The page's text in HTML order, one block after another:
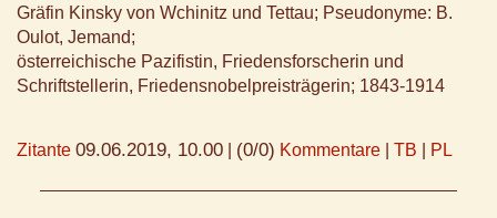
Gräfin Kinsky von Wchinitz und Tettau; Pseudonyme: B.
Oulot, Jemand;
österreichische Pazifistin, Friedensforscherin und
Schriftstellerin, Friedensnobelpreisträgerin; 1843-1914
Zitante 09.06.2019, 10.00 (0/0) Kommentare TB PL